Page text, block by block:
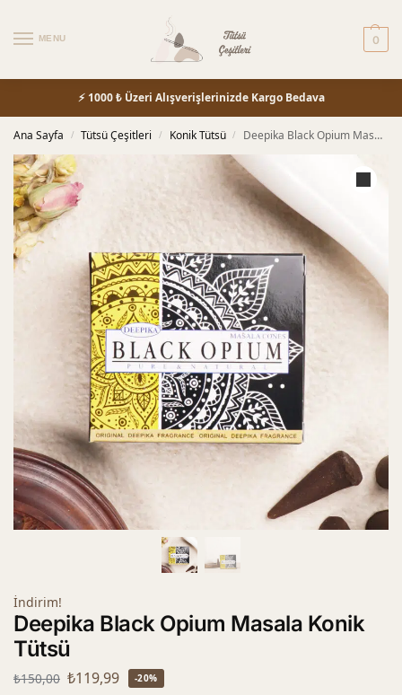
MENU 0
⚡ 1000 ₺ Üzeri Alışverişlerinizde Kargo Bedava
Ana Sayfa / Tütsü Çeşitleri / Konik Tütsü / Deepika Black Opium Masala Konik Tütsü
İndirim!
Deepika Black Opium Masala Konik
Tütsü
₺150,00 ₺119,99 -20%